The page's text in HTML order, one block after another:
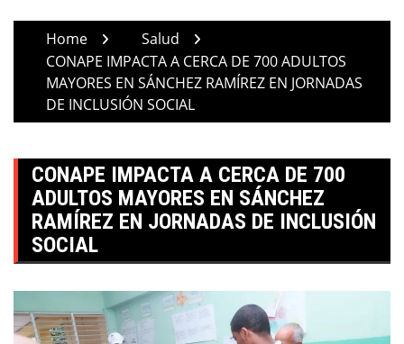
Home
Salud
CONAPE IMPACTA A CERCA DE 700 ADULTOS
MAYORES EN SÁNCHEZ RAMÍREZ EN JORNADAS
DE INCLUSIÓN SOCIAL
CONAPE IMPACTA A CERCA DE 700
ADULTOS MAYORES EN SÁNCHEZ
RAMÍREZ EN JORNADAS DE INCLUSIÓN
SOCIAL